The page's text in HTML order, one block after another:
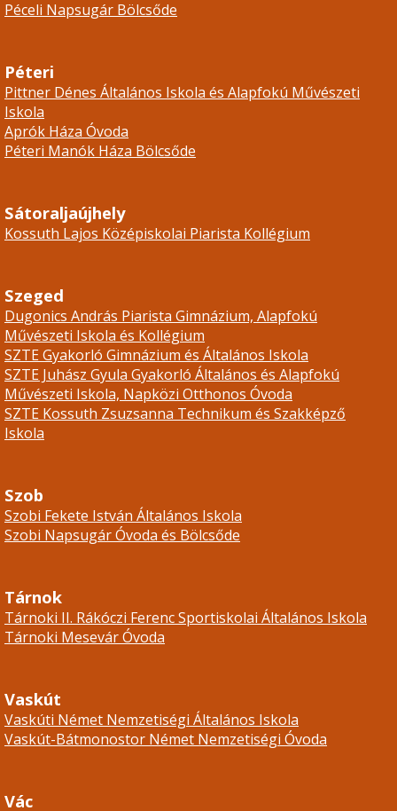
Péceli Napsugár Bölcsőde
Péteri
Pittner Dénes Általános Iskola és Alapfokú Művészeti
Iskola
Aprók Háza Óvoda
Péteri Manók Háza Bölcsőde
Sátoraljaújhely
Kossuth Lajos Középiskolai Piarista Kollégium
Szeged
Dugonics András Piarista Gimnázium, Alapfokú
Művészeti Iskola és Kollégium
SZTE Gyakorló Gimnázium és Általános Iskola
SZTE Juhász Gyula Gyakorló Általános és Alapfokú
Művészeti Iskola, Napközi Otthonos Óvoda
SZTE Kossuth Zsuzsanna Technikum és Szakképző
Iskola
Szob
Szobi Fekete István Általános Iskola
Szobi Napsugár Óvoda és Bölcsőde
Tárnok
Tárnoki II. Rákóczi Ferenc Sportiskolai Általános Iskola
Tárnoki Mesevár Óvoda
Vaskút
Vaskúti Német Nemzetiségi Általános Iskola
Vaskút-Bátmonostor Német Nemzetiségi Óvoda
Vác